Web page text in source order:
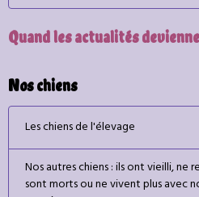
Quand les actualités
Nos chiens
Les chiens de l'élevage
Nos autres chiens : ils ont vieilli, ne
sont morts ou ne vivent plus avec